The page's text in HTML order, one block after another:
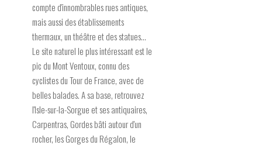
compte d'innombrables rues antiques,
mais aussi des établissements
thermaux, un théâtre et des statues...
Le site naturel le plus intéressant est le
pic du Mont Ventoux, connu des
cyclistes du Tour de France, avec de
belles balades. A sa base, retrouvez
l'Isle-sur-la-Sorgue et ses antiquaires,
Carpentras, Gordes bâti autour d'un
rocher, les Gorges du Régalon, le